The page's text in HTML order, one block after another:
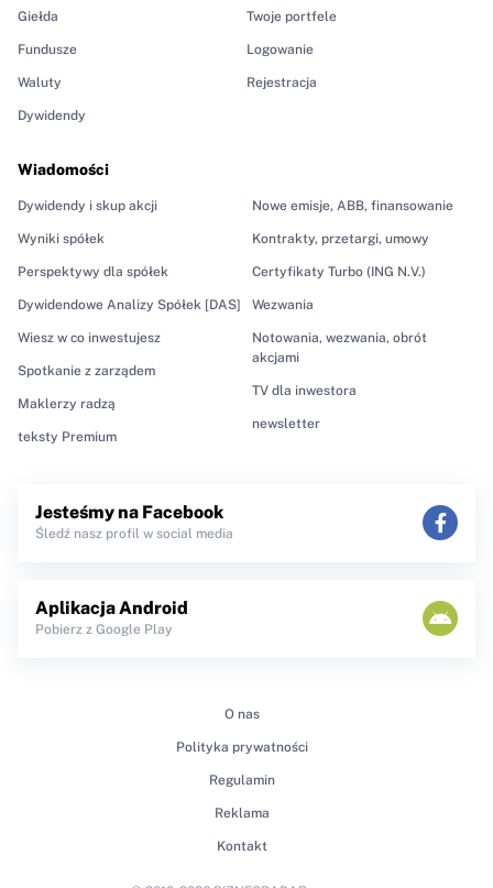
Giełda
Fundusze
Waluty
Dywidendy
Wiadomości
Dywidendy i skup akcji
Wyniki spółek
Perspektywy dla spółek
Dywidendowe Analizy Spółek [DAS]
Wiesz w co inwestujesz
Spotkanie z zarządem
Maklerzy radzą
teksty Premium
Nowe emisje, ABB, finansowanie
Kontrakty, przetargi, umowy
Certyfikaty Turbo (ING N.V.)
Wezwania
Notowania, wezwania, obrót
akcjami
TV dla inwestora
newsletter
Twoje portfele
Logowanie
Rejestracja
Jesteśmy na Facebook
Śledź nasz profil w social media
Aplikacja Android
Pobierz z Google Play
O nas
Polityka prywatności
Regulamin
Reklama
Kontakt